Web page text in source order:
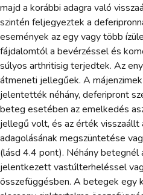
majd a korábbi adagra való
szintén feljegyeztek a
események az egy vagy több
fájdalomtól a bevérzéssel és
súlyos arthritisig terjedtek. Az
átmeneti jellegűek. A
jelentették néhány, deferipront
beteg esetében az emelkedés
jellegű volt, és az érték visszaállt
adagolásának megszüntetése
(lásd 4.4 pont). Néhány betegnél
jelentkezett vastúlterheléssel
összefüggésben. A betegek egy